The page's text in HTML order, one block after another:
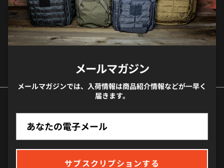
サブスクリプションする
メールマガジン
メールマガジンでは、入荷情報は商品紹介情報などが一早く
届きます。
サブスクリプションする